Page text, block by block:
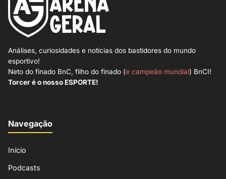
Análises, curiosidades e notícias dos bastidores do mundo
esportivo!
Neto do finado BnC, filho do finado (e campeão mundial) BnCI!
Torcer é o nosso ESPORTE!
Navegação
Início
Podcasts